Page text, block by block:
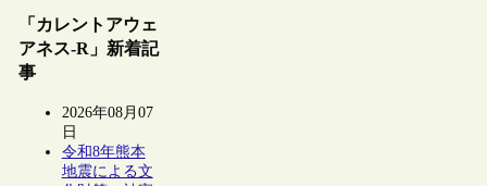
「カレントアウェ
アネス-R」新着記
事
2026年08月07
日
令和8年熊本
地震による文